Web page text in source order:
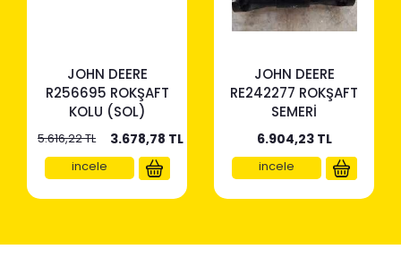
JOHN DEERE
R256695 ROKŞAFT
KOLU (SOL)
5.616,22 TL 3.678,78 TL
incele
JOHN DEERE
RE242277 ROKŞAFT
SEMERİ
6.904,23 TL
incele